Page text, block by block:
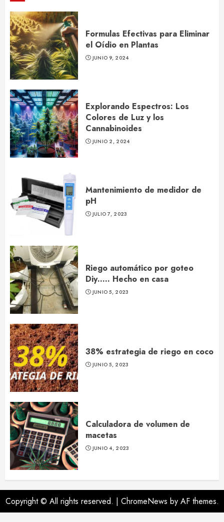
Formulas Efectivas para Eliminar
el Oídio en Plantas
JUNIO 9, 2024
Explorando Espectros: Los
Colores de Luz y los
Cannabinoides
JUNIO 2, 2024
Mantenimiento de medidor de
pH
JULIO 7, 2023
Riego automático por goteo
Diy….. Hecho en casa
JUNIO 5, 2023
38% estrategia de riego en coco
JUNIO 5, 2023
Calculadora de volumen de
macetas
JUNIO 4, 2023
Copyright © All rights reserved. | ChromeNews by AF themes.